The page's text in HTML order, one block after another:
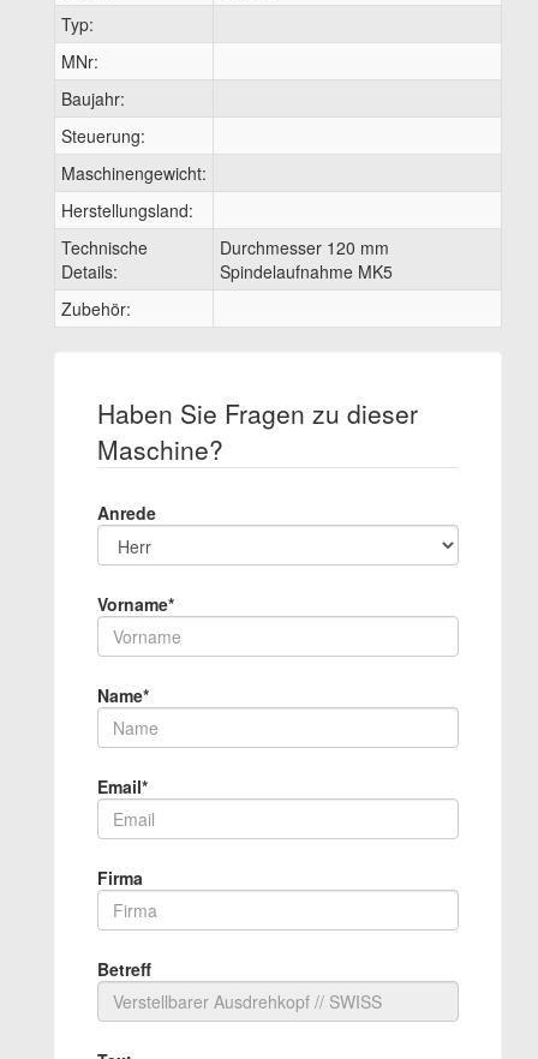
Typ:
MNr:
Baujahr:
Steuerung:
Maschinengewicht:
Herstellungsland:
Technische
Details:
Durchmesser 120 mm
Spindelaufnahme MK5
Zubehör:
Haben Sie Fragen zu dieser
Maschine?
Anrede
Vorname*
Name*
Email*
Firma
Betreff